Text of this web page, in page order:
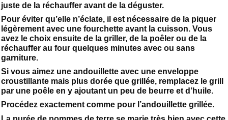
juste de la réchauffer avant de la déguster.
Pour éviter qu’elle n’éclate, il est nécessaire de la piquer
légèrement avec une fourchette avant la cuisson. Vous
avez le choix ensuite de la griller, de la poêler ou de la
réchauffer au four quelques minutes avec ou sans
garniture.
Si vous aimez une andouillette avec une enveloppe
croustillante mais plus dorée que grillée, remplacez le grill
par une poêle en y ajoutant un peu de beurre et d’huile.
Procédez exactement comme pour l’andouillette grillée.